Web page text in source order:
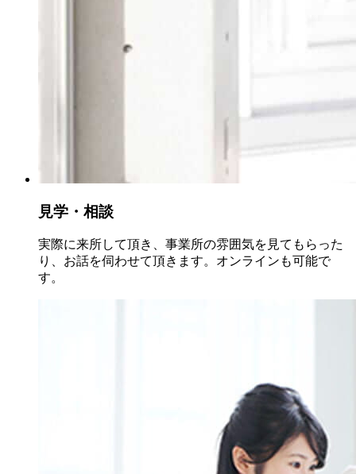
見学・相談
実際に来所して頂き、事業所の雰囲気を見てもらった
り、お話を伺わせて頂きます。オンラインも可能で
す。